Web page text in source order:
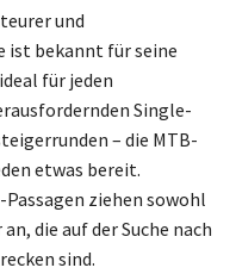
und
ist bekannt für seine
für jeden
Single-
– die MTB-
etwas bereit.
ziehen sowohl
die auf der Suche nach
sind.